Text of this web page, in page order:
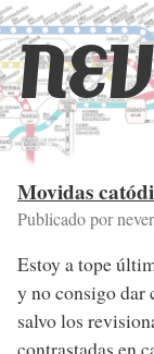
Movidas
Publicado por
Estoy a tope
y no consigo dar
salvo los
contrastadas en